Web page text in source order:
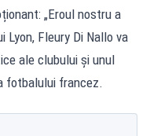
„Eroul nostru a
Lyon, Fleury Di Nallo va
ale clubului și unul
fotbalului francez.